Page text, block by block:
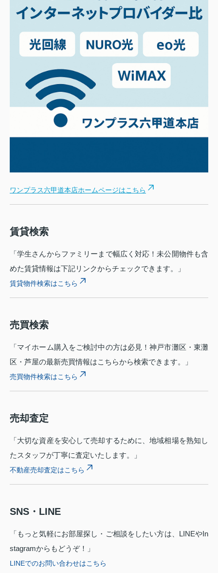
ワンプラス六甲道本店ホームページはこちら
賃貸検索
「学生さんからファミリーまで幅広く対応！未公開物件も含
めた賃貸情報は下記リンクからチェックできます。」
賃貸物件検索はこちら
売買検索
「マイホーム購入をご検討中の方は必見！神戸市灘区・東灘
区・芦屋の最新売買情報はこちらから検索できます。」
売買物件検索はこちら
売却査定
「大切な資産を安心して売却するために、地域相場を熟知し
たスタッフが丁寧に査定いたします。」
不動産売却査定はこちら
SNS・LINE
「もっと気軽にお部屋探し・ご相談をしたい方は、LINEやIn
stagramからもどうぞ！」
LINEでのお問い合わせはこちら